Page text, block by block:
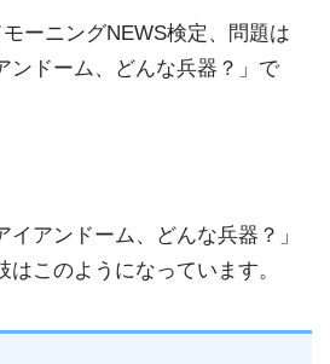
ーニングNEWS検定、問題は
ンドーム、どんな兵器？」で
イアンドーム、どんな兵器？」
このようになっています。